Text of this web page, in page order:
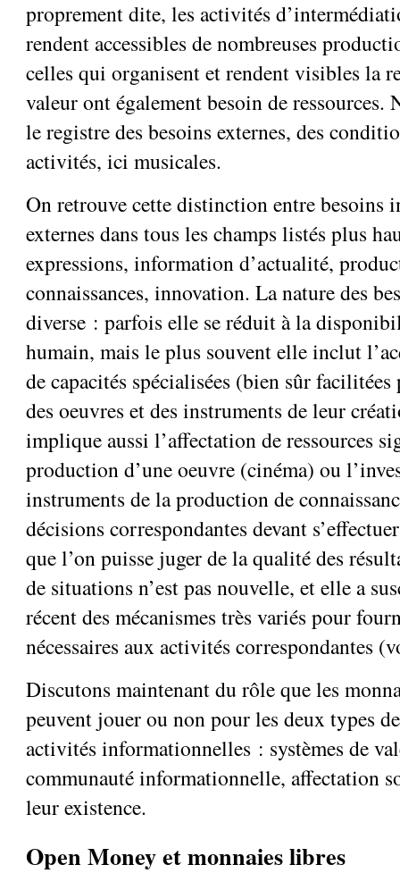
proprement dite, les activités
rendent accessibles de nombreuses
celles qui organisent et rendent visibles la
valeur ont également besoin de ressources.
le registre des besoins externes, des
activités, ici musicales.
On retrouve cette distinction entre besoins
externes dans tous les champs listés plus
expressions, information d’actualité,
connaissances, innovation. La nature des
diverse : parfois elle se réduit à la
humain, mais le plus souvent elle inclut
de capacités spécialisées (bien sûr
des oeuvres et des instruments de leur
implique aussi l’affectation de ressources
production d’une oeuvre (cinéma) ou
instruments de la production de
décisions correspondantes devant
que l’on puisse juger de la qualité des
de situations n’est pas nouvelle, et elle a
récent des mécanismes très variés pour
nécessaires aux activités correspondantes
Discutons maintenant du rôle que les
peuvent jouer ou non pour les deux types
activités informationnelles : systèmes de
communauté informationnelle, affectation
leur existence.
Open Money et monnaies libres